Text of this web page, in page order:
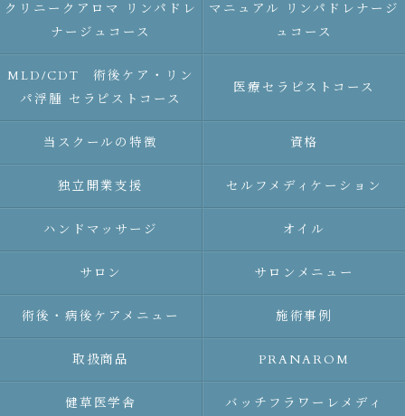
クリニークアロマ リンパドレ
ナージュコース
マニュアル リンパドレナージ
ュコース
MLD/CDT 術後ケア・リン
パ浮腫 セラピストコース
医療セラピストコース
当スクールの特徴 資格
独立開業支援 セルフメディケーション
ハンドマッサージ オイル
サロン サロンメニュー
術後・病後ケアメニュー 施術事例
取扱商品 PRANAROM
健草医学舎 バッチフラワーレメディ